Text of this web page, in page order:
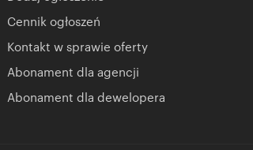
Cennik ogłoszeń
Kontakt w sprawie oferty
Abonament dla agencji
Abonament dla dewelopera